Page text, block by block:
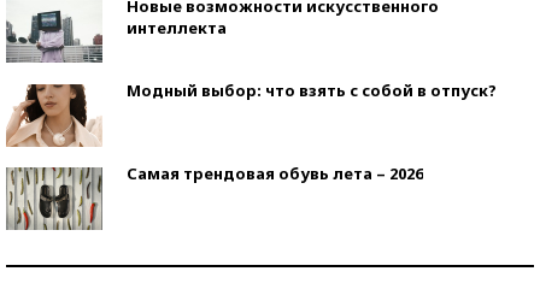
Новые возможности искусственного
интеллекта
Модный выбор: что взять с собой в отпуск?
Самая трендовая обувь лета – 2026